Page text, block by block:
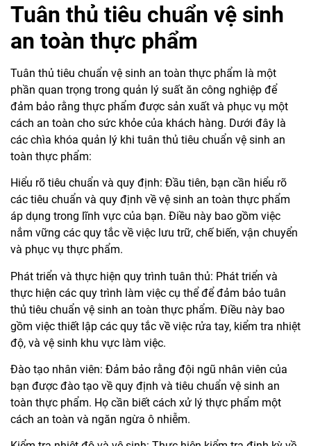
Tuân thủ tiêu chuẩn vệ sinh
an toàn thực phẩm
Tuân thủ tiêu chuẩn vệ sinh an toàn thực phẩm là một
phần quan trọng trong quản lý suất ăn công nghiệp để
đảm bảo rằng thực phẩm được sản xuất và phục vụ một
cách an toàn cho sức khỏe của khách hàng. Dưới đây là
các chìa khóa quản lý khi tuân thủ tiêu chuẩn vệ sinh an
toàn thực phẩm:
Hiểu rõ tiêu chuẩn và quy định: Đầu tiên, bạn cần hiểu rõ
các tiêu chuẩn và quy định về vệ sinh an toàn thực phẩm
áp dụng trong lĩnh vực của bạn. Điều này bao gồm việc
nắm vững các quy tắc về việc lưu trữ, chế biến, vận chuyển
và phục vụ thực phẩm.
Phát triển và thực hiện quy trình tuân thủ: Phát triển và
thực hiện các quy trình làm việc cụ thể để đảm bảo tuân
thủ tiêu chuẩn vệ sinh an toàn thực phẩm. Điều này bao
gồm việc thiết lập các quy tắc về việc rửa tay, kiểm tra nhiệt
độ, và vệ sinh khu vực làm việc.
Đào tạo nhân viên: Đảm bảo rằng đội ngũ nhân viên của
bạn được đào tạo về quy định và tiêu chuẩn vệ sinh an
toàn thực phẩm. Họ cần biết cách xử lý thực phẩm một
cách an toàn và ngăn ngừa ô nhiễm.